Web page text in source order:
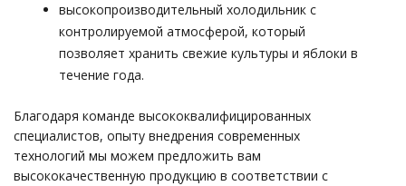
высокопроизводительный холодильник с
контролируемой атмосферой, который
позволяет хранить свежие культуры и яблоки в
течение года.
Благодаря команде высококвалифицированных
специалистов, опыту внедрения современных
технологий мы можем предложить вам
высококачественную продукцию в соответствии с